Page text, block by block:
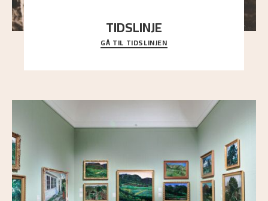
TIDSLINJE
Bli kjent med Nikolai Astrups liv, kunstnerskap og
ettermæle i en interaktiv presentasjon.
GÅ TIL TIDSLINJEN